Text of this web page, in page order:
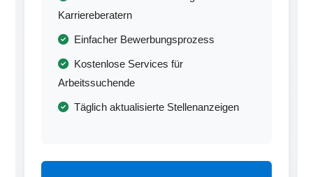
Karriereberatern
Einfacher Bewerbungsprozess
Kostenlose Services für
Arbeitssuchende
Täglich aktualisierte Stellenanzeigen